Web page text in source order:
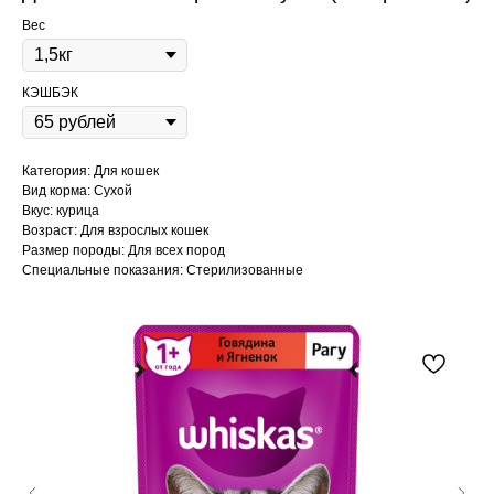
Вес
КЭШБЭК
Категория: Для кошек
Вид корма: Сухой
Вкус: курица
Возраст: Для взрослых кошек
Размер породы: Для всех пород
Специальные показания: Стерилизованные